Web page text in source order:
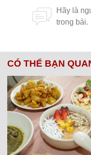
CÓ THỂ BẠN